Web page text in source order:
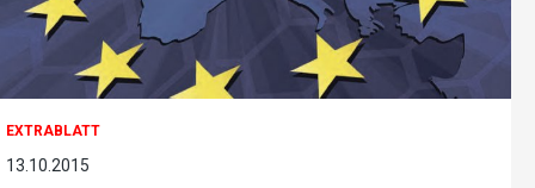
EXTRABLATT
13.10.2015